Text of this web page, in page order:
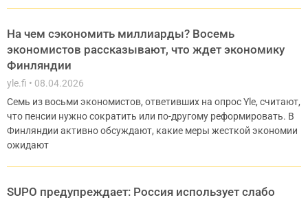
На чем сэкономить миллиарды? Восемь
экономистов рассказывают, что ждет экономику
Финляндии
yle.fi
08.04.2026
Семь из восьми экономистов, ответивших на опрос Yle, считают,
что пенсии нужно сократить или по-другому реформировать. В
Финляндии активно обсуждают, какие меры жесткой экономии
ожидают
SUPO предупреждает: Россия использует слабо